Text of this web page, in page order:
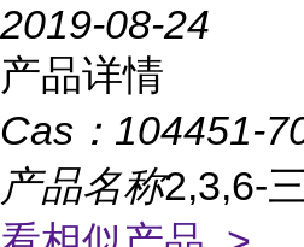
2019-08-24
产品详情
Cas： 104451-
产品名称2,3,6-